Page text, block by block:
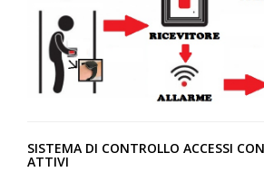
SISTEMA DI CONTROLLO ACCESSI
ATTIVI